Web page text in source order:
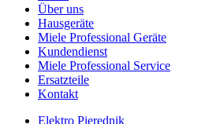
Über uns
Hausgeräte
Miele Professional Geräte
Kundendienst
Miele Professional Service
Ersatzteile
Kontakt
Elektro Pierednik